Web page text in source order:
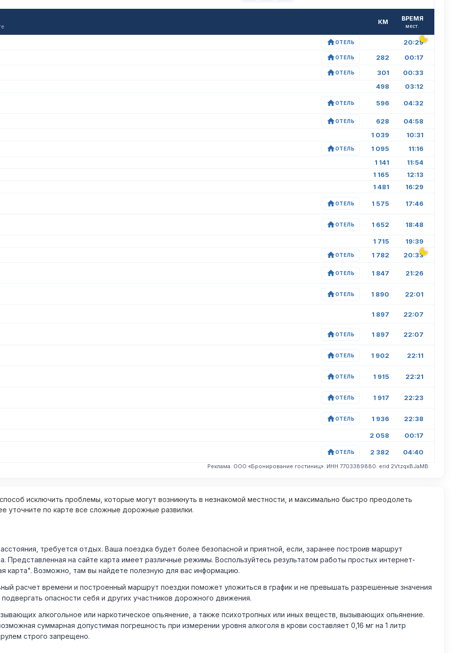
КМ ВРЕМЯ
мест.
ОТЕЛЬ 20:29
ОТЕЛЬ 282 00:17
ОТЕЛЬ 301 00:33
498 03:12
ОТЕЛЬ 596 04:32
ОТЕЛЬ 628 04:58
1 039 10:31
ОТЕЛЬ 1 095 11:16
1 141 11:54
1 165 12:13
1 481 16:29
ОТЕЛЬ 1 575 17:46
ОТЕЛЬ 1 652 18:48
1 715 19:39
ОТЕЛЬ 1 782 20:33
ОТЕЛЬ 1 847 21:26
ОТЕЛЬ 1 890 22:01
1 897 22:07
ОТЕЛЬ 1 897 22:07
ОТЕЛЬ 1 902 22:11
ОТЕЛЬ 1 915 22:21
ОТЕЛЬ 1 917 22:23
ОТЕЛЬ 1 936 22:38
2 058 00:17
ОТЕЛЬ 2 382 04:40
Реклама. ООО «Бронирование гостиниц». ИНН 7703389880. erid 2VtzqxBJaMB
исключить проблемы, которые могут возникнуть в незнакомой местности, и максимально быстро преодолеть
уточните по карте все сложные дорожные развилки.
требуется отдых. Ваша поездка будет более безопасной и приятной, если, заранее построив маршрут
на сайте карта имеет различные режимы. Воспользуйтесь результатом работы простых интернет-
карта". Возможно, там вы найдете полезную для вас информацию.
расчет времени и построенный маршрут поездки поможет уложиться в график и не превышать разрешенные значения
опасности себя и других участников дорожного движения.
алкогольное или наркотическое опьянение, а также психотропных или иных веществ, вызывающих опьянение.
суммарная допустимая погрешность при измерении уровня алкоголя в крови составляет 0,16 мг на 1 литр
строго запрещено.